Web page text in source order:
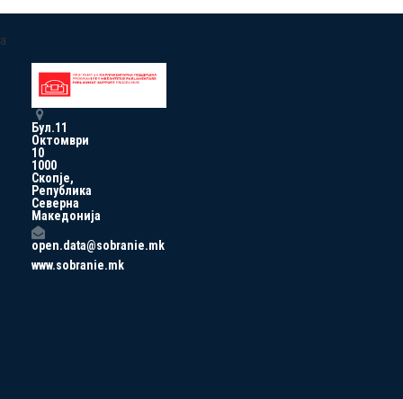
a
Бул.11
Октомври
10
1000
Скопје,
Република
Северна
Македонија
open.data@sobranie.mk
www.sobranie.mk